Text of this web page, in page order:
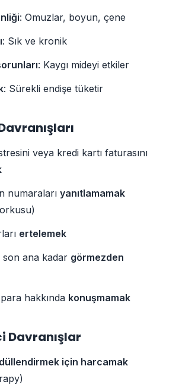
: Omuzlar, boyun, çene
: Sık ve kronik
: Kaygı mideyi etkiler
: Sürekli endişe tüketir
veya kredi kartı faturasını
numaraları yanıtlamamak
ertelemek
son ana kadar görmezden
hakkında konuşmamak
Davranışlar
için harcamak